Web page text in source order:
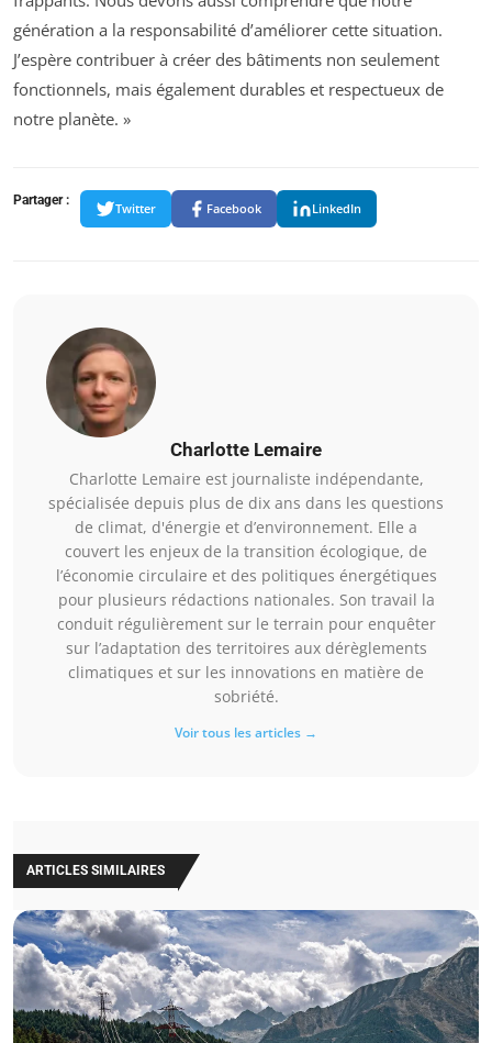
génération a la responsabilité d’améliorer cette situation.
J’espère contribuer à créer des bâtiments non seulement
fonctionnels, mais également durables et respectueux de
notre planète. »
Partager :
Twitter Facebook LinkedIn
Charlotte Lemaire
Charlotte Lemaire est journaliste indépendante,
spécialisée depuis plus de dix ans dans les questions
de climat, d'énergie et d’environnement. Elle a
couvert les enjeux de la transition écologique, de
l’économie circulaire et des politiques énergétiques
pour plusieurs rédactions nationales. Son travail la
conduit régulièrement sur le terrain pour enquêter
sur l’adaptation des territoires aux dérèglements
climatiques et sur les innovations en matière de
sobriété.
Voir tous les articles →
ARTICLES SIMILAIRES